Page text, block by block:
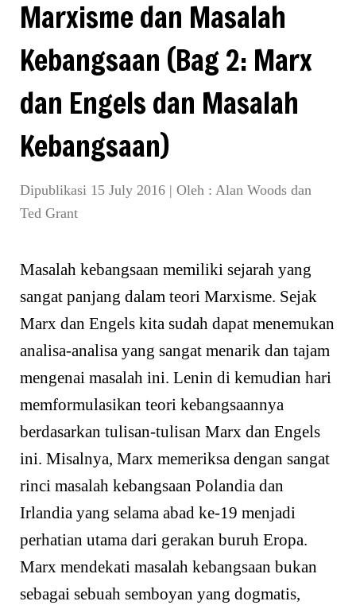
Marxisme dan Masalah
Kebangsaan (Bag 2: Marx
dan Engels dan Masalah
Kebangsaan)
Dipublikasi 15 July 2016 | Oleh : Alan Woods dan
Ted Grant
Masalah kebangsaan memiliki sejarah yang
sangat panjang dalam teori Marxisme. Sejak
Marx dan Engels kita sudah dapat menemukan
analisa-analisa yang sangat menarik dan tajam
mengenai masalah ini. Lenin di kemudian hari
memformulasikan teori kebangsaannya
berdasarkan tulisan-tulisan Marx dan Engels
ini. Misalnya, Marx memeriksa dengan sangat
rinci masalah kebangsaan Polandia dan
Irlandia yang selama abad ke-19 menjadi
perhatian utama dari gerakan buruh Eropa.
Marx mendekati masalah kebangsaan bukan
sebagai sebuah semboyan yang dogmatis,